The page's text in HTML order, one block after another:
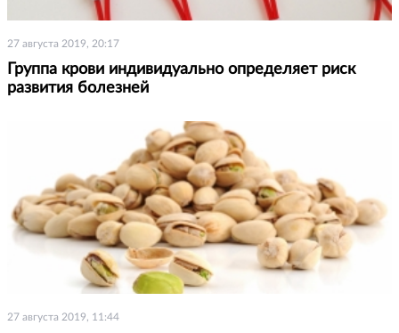
27 августа 2019, 20:17
Группа крови индивидуально определяет риск
развития болезней
27 августа 2019, 11:44